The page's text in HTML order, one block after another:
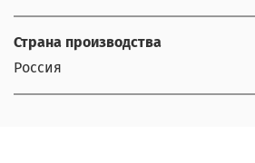
Страна производства
Россия